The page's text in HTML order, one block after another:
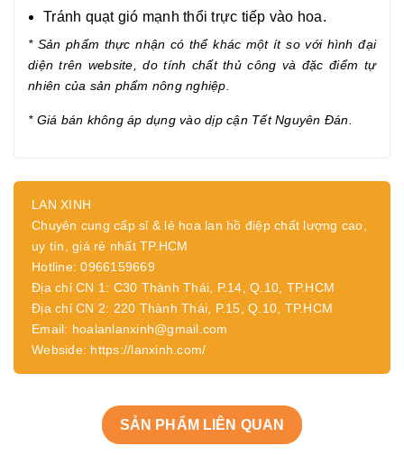
Tránh quạt gió mạnh thổi trực tiếp vào hoa.
* Sản phẩm thực nhận có thể khác một ít so với hình đại
diện trên website, do tính chất thủ công và đặc điểm tự
nhiên của sản phẩm nông nghiệp.
* Giá bán không áp dụng vào dịp cận Tết Nguyên Đán.
LAN XINH
Chuyên cung cấp sỉ & lẻ hoa lan hồ điệp chất lượng cao,
uy tín, giá rẻ nhất TP.HCM
Hotline: 0966159669
Địa chỉ CN 1: C30 Thành Thái, P.14, Q.10, TP.HCM
Địa chỉ CN 2: 220 Thành Thái, P.15, Q.10, TP.HCM
Email: hoalanlanxinh@gmail.com
Webside: https://lanxinh.com/
SẢN PHẨM LIÊN QUAN